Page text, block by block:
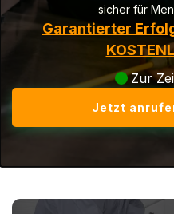
sicher für
Garantierter
Zur
Jetzt